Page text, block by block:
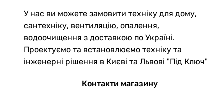
У нас ви можете замовити техніку для дому,
сантехніку, вентиляцію, опалення,
водоочищення з доставкою по Україні.
Проектуємо та встановлюємо техніку та
інженерні рішення в Києві та Львові "Під Ключ"
Контакти магазину